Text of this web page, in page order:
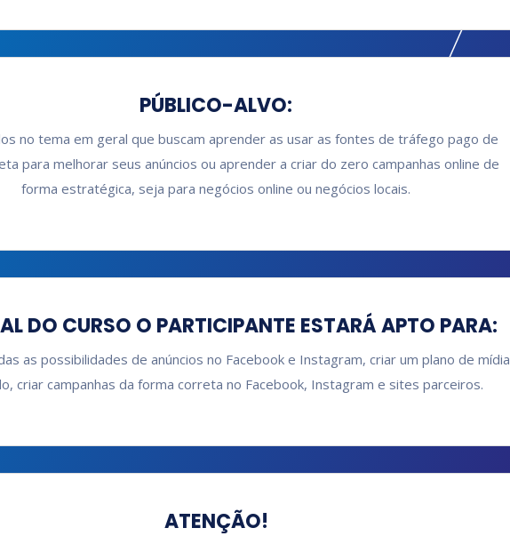
PÚBLICO-ALVO:
no tema em geral que buscam aprender as usar as fontes de tráfego pago de
para melhorar seus anúncios ou aprender a criar do zero campanhas online de
forma estratégica, seja para negócios online ou negócios locais.
DO CURSO O PARTICIPANTE ESTARÁ APTO PARA:
as possibilidades de anúncios no Facebook e Instagram, criar um plano de mídia
criar campanhas da forma correta no Facebook, Instagram e sites parceiros.
ATENÇÃO!